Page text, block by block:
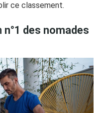
ce classement.
des nomades